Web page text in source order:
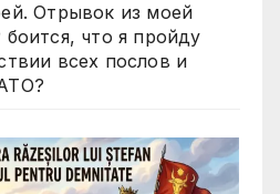
Отрывок из моей
что я пройду
всех послов и